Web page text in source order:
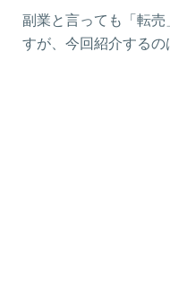
副業と言っても「転
すが、今回紹介するの